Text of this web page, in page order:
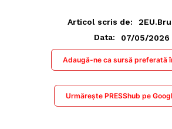
Articol scris de:
Data:
07/05/2026
Adaugă-ne ca sursă preferată
Urmărește PRESShub pe